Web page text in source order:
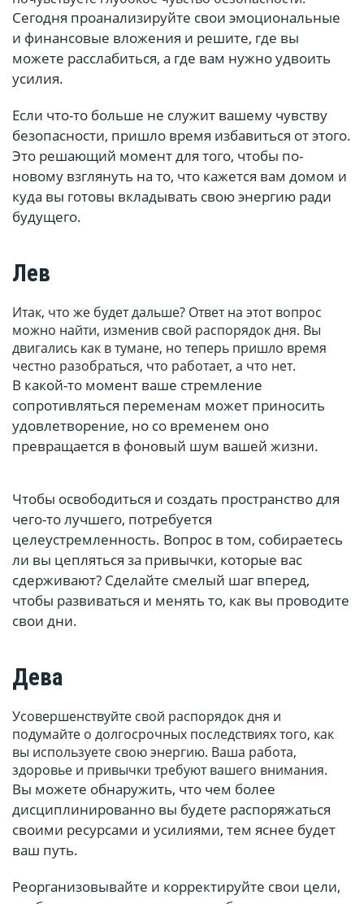
Сегодня проанализируйте свои эмоциональные
и финансовые вложения и решите, где вы
можете расслабиться, а где вам нужно удвоить
усилия.
Если что-то больше не служит вашему чувству
безопасности, пришло время избавиться от этого.
Это решающий момент для того, чтобы по-
новому взглянуть на то, что кажется вам домом и
куда вы готовы вкладывать свою энергию ради
будущего.
Лев
Итак, что же будет дальше? Ответ на этот вопрос
можно найти, изменив свой распорядок дня. Вы
двигались как в тумане, но теперь пришло время
честно разобраться, что работает, а что нет.
В какой-то момент ваше стремление
сопротивляться переменам может приносить
удовлетворение, но со временем оно
превращается в фоновый шум вашей жизни.
Чтобы освободиться и создать пространство для
чего-то лучшего, потребуется
целеустремленность. Вопрос в том, собираетесь
ли вы цепляться за привычки, которые вас
сдерживают? Сделайте смелый шаг вперед,
чтобы развиваться и менять то, как вы проводите
свои дни.
Дева
Усовершенствуйте свой распорядок дня и
подумайте о долгосрочных последствиях того, как
вы используете свою энергию. Ваша работа,
здоровье и привычки требуют вашего внимания.
Вы можете обнаружить, что чем более
дисциплинированно вы будете распоряжаться
своими ресурсами и усилиями, тем яснее будет
ваш путь.
Реорганизовывайте и корректируйте свои цели,